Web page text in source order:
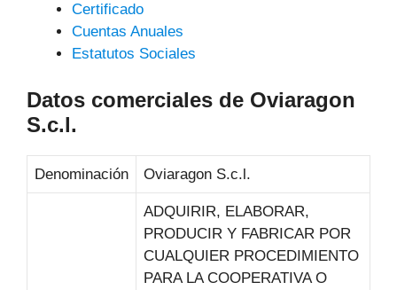
Certificado
Cuentas Anuales
Estatutos Sociales
Datos comerciales de Oviaragon
S.c.l.
Denominación Oviaragon S.c.l.
ADQUIRIR, ELABORAR,
PRODUCIR Y FABRICAR POR
CUALQUIER PROCEDIMIENTO
PARA LA COOPERATIVA O